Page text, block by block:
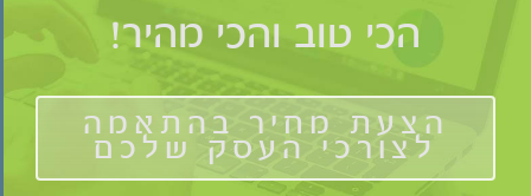
הכי טוב והכי מהיר!
הצעת מחיר בהתאמה
לצורכי העסק שלכם